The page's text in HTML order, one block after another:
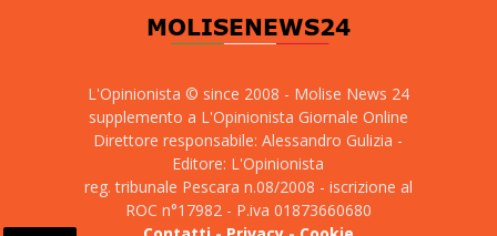
L'Opinionista © since 2008 - Molise News 24
supplemento a L'Opinionista Giornale Online
Direttore responsabile: Alessandro Gulizia -
Editore: L'Opinionista
reg. tribunale Pescara n.08/2008 - iscrizione al
ROC n°17982 - P.iva 01873660680